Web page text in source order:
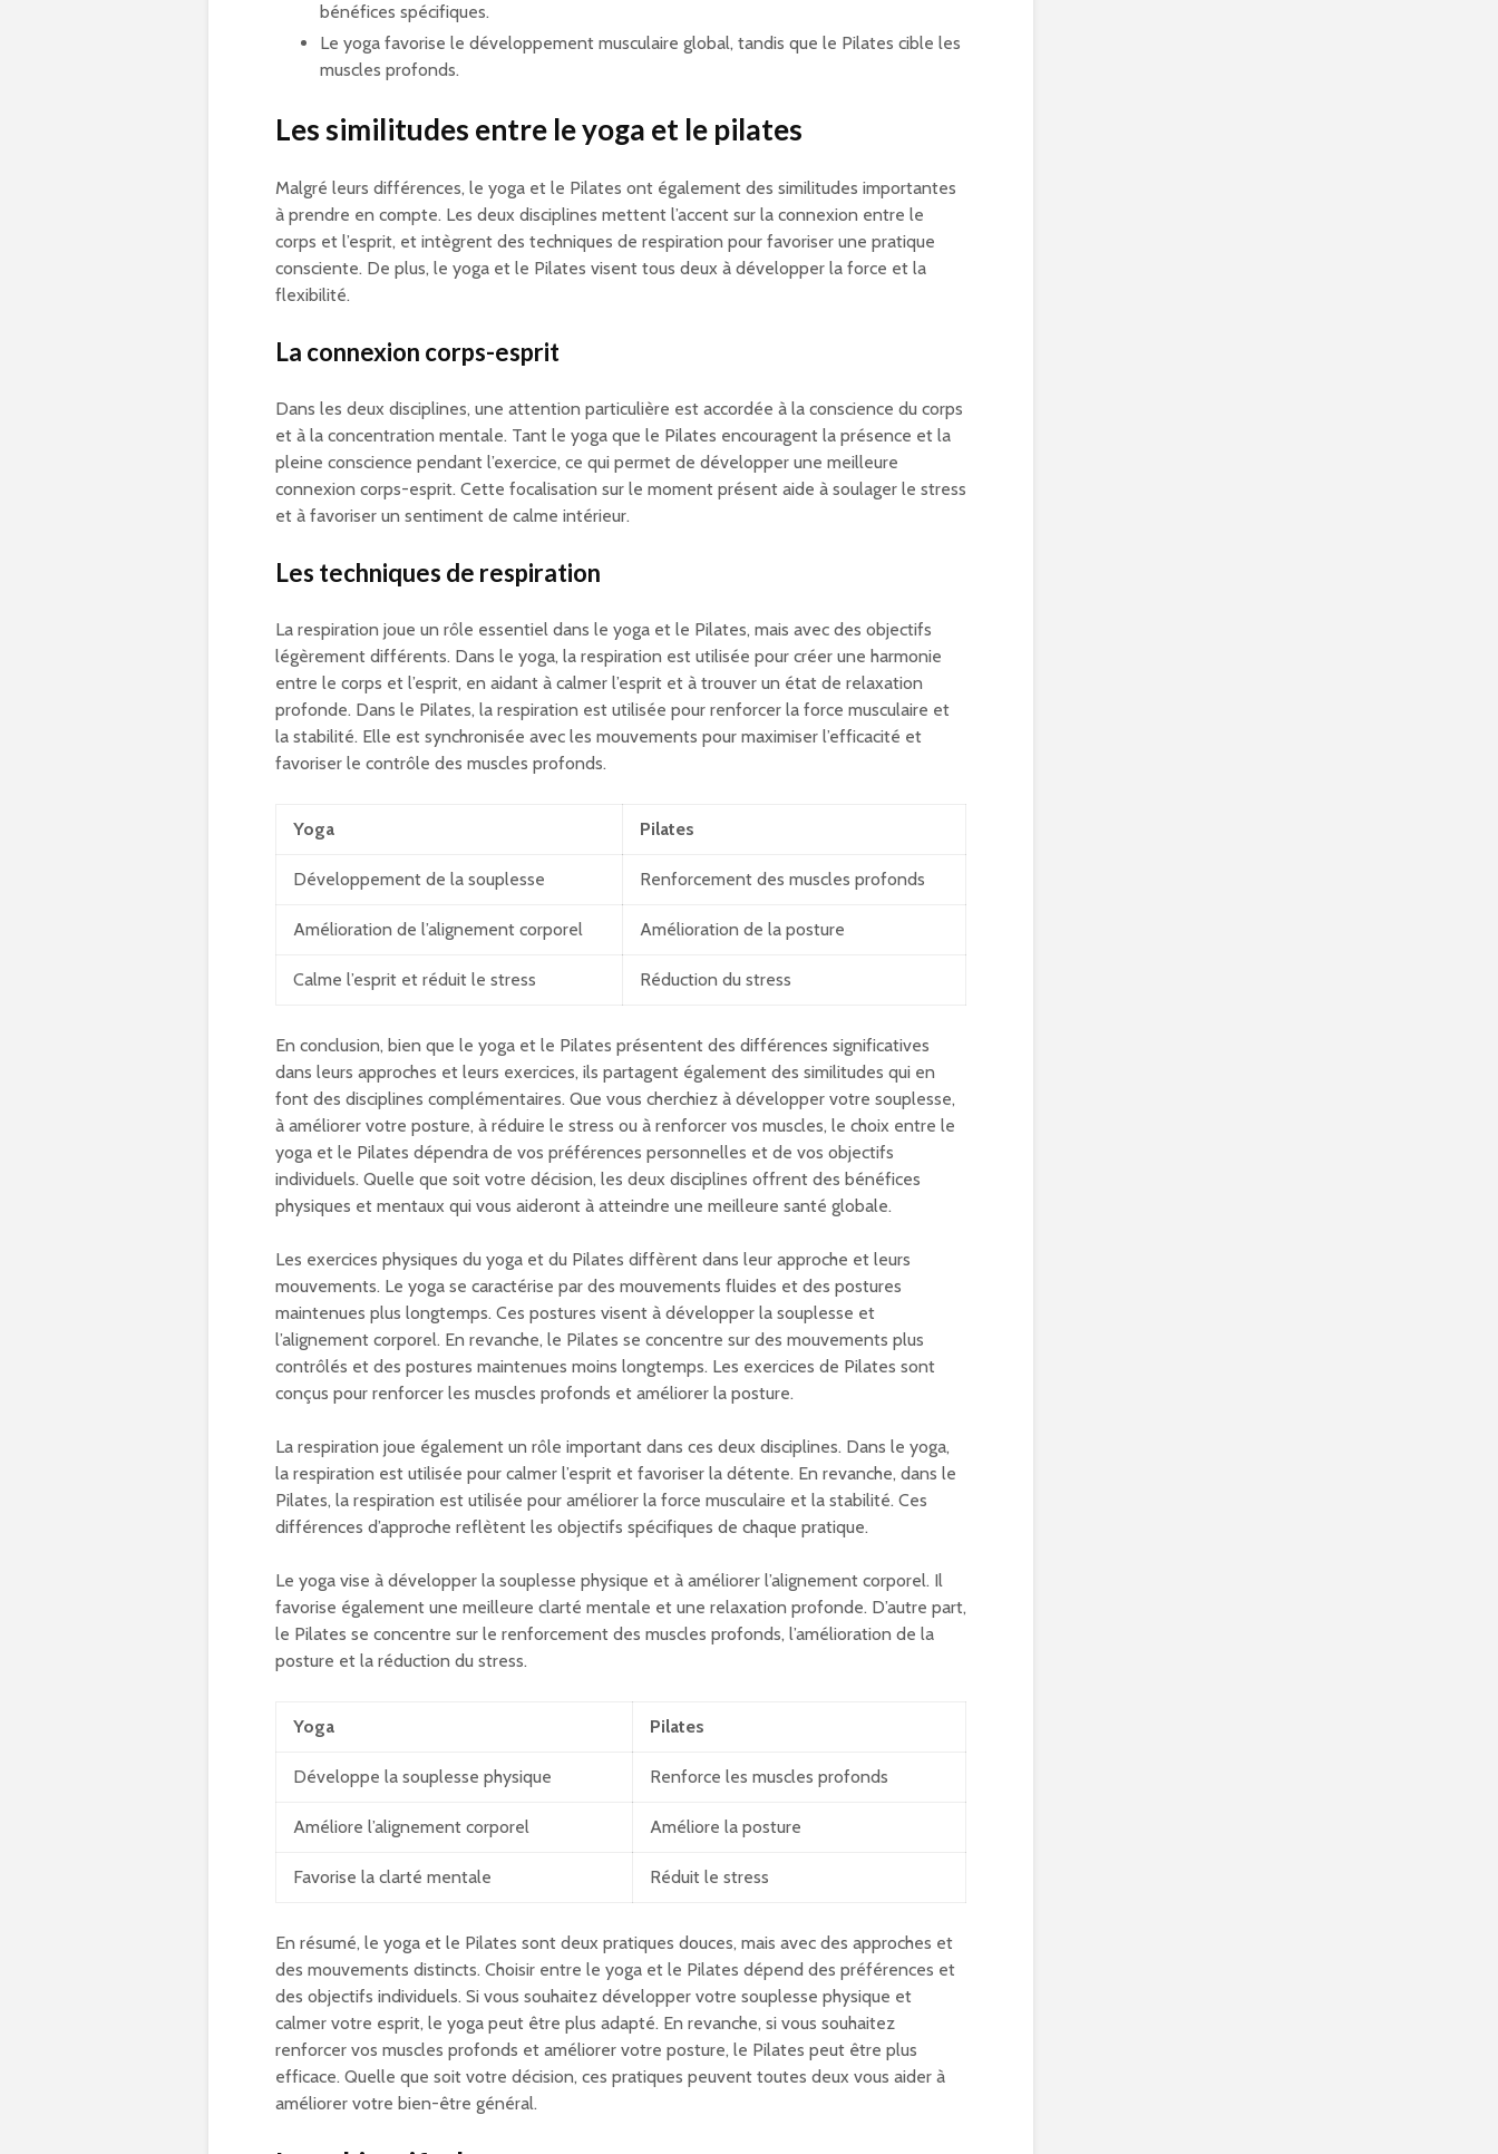
bénéfices spécifiques.
Le yoga favorise le développement musculaire global, tandis que le Pilates cible les
muscles profonds.
Les similitudes entre le yoga et le pilates
Malgré leurs différences, le yoga et le Pilates ont également des similitudes importantes
à prendre en compte. Les deux disciplines mettent l’accent sur la connexion entre le
corps et l’esprit, et intègrent des techniques de respiration pour favoriser une pratique
consciente. De plus, le yoga et le Pilates visent tous deux à développer la force et la
flexibilité.
La connexion corps-esprit
Dans les deux disciplines, une attention particulière est accordée à la conscience du corps
et à la concentration mentale. Tant le yoga que le Pilates encouragent la présence et la
pleine conscience pendant l’exercice, ce qui permet de développer une meilleure
connexion corps-esprit. Cette focalisation sur le moment présent aide à soulager le stress
et à favoriser un sentiment de calme intérieur.
Les techniques de respiration
La respiration joue un rôle essentiel dans le yoga et le Pilates, mais avec des objectifs
légèrement différents. Dans le yoga, la respiration est utilisée pour créer une harmonie
entre le corps et l’esprit, en aidant à calmer l’esprit et à trouver un état de relaxation
profonde. Dans le Pilates, la respiration est utilisée pour renforcer la force musculaire et
la stabilité. Elle est synchronisée avec les mouvements pour maximiser l’efficacité et
favoriser le contrôle des muscles profonds.
Yoga Pilates
Développement de la souplesse Renforcement des muscles profonds
Amélioration de l’alignement corporel Amélioration de la posture
Calme l’esprit et réduit le stress Réduction du stress
En conclusion, bien que le yoga et le Pilates présentent des différences significatives
dans leurs approches et leurs exercices, ils partagent également des similitudes qui en
font des disciplines complémentaires. Que vous cherchiez à développer votre souplesse,
à améliorer votre posture, à réduire le stress ou à renforcer vos muscles, le choix entre le
yoga et le Pilates dépendra de vos préférences personnelles et de vos objectifs
individuels. Quelle que soit votre décision, les deux disciplines offrent des bénéfices
physiques et mentaux qui vous aideront à atteindre une meilleure santé globale.
Les exercices physiques du yoga et du Pilates diffèrent dans leur approche et leurs
mouvements. Le yoga se caractérise par des mouvements fluides et des postures
maintenues plus longtemps. Ces postures visent à développer la souplesse et
l’alignement corporel. En revanche, le Pilates se concentre sur des mouvements plus
contrôlés et des postures maintenues moins longtemps. Les exercices de Pilates sont
conçus pour renforcer les muscles profonds et améliorer la posture.
La respiration joue également un rôle important dans ces deux disciplines. Dans le yoga,
la respiration est utilisée pour calmer l’esprit et favoriser la détente. En revanche, dans le
Pilates, la respiration est utilisée pour améliorer la force musculaire et la stabilité. Ces
différences d’approche reflètent les objectifs spécifiques de chaque pratique.
Le yoga vise à développer la souplesse physique et à améliorer l’alignement corporel. Il
favorise également une meilleure clarté mentale et une relaxation profonde. D’autre part,
le Pilates se concentre sur le renforcement des muscles profonds, l’amélioration de la
posture et la réduction du stress.
Yoga Pilates
Développe la souplesse physique Renforce les muscles profonds
Améliore l’alignement corporel Améliore la posture
Favorise la clarté mentale Réduit le stress
En résumé, le yoga et le Pilates sont deux pratiques douces, mais avec des approches et
des mouvements distincts. Choisir entre le yoga et le Pilates dépend des préférences et
des objectifs individuels. Si vous souhaitez développer votre souplesse physique et
calmer votre esprit, le yoga peut être plus adapté. En revanche, si vous souhaitez
renforcer vos muscles profonds et améliorer votre posture, le Pilates peut être plus
efficace. Quelle que soit votre décision, ces pratiques peuvent toutes deux vous aider à
améliorer votre bien-être général.